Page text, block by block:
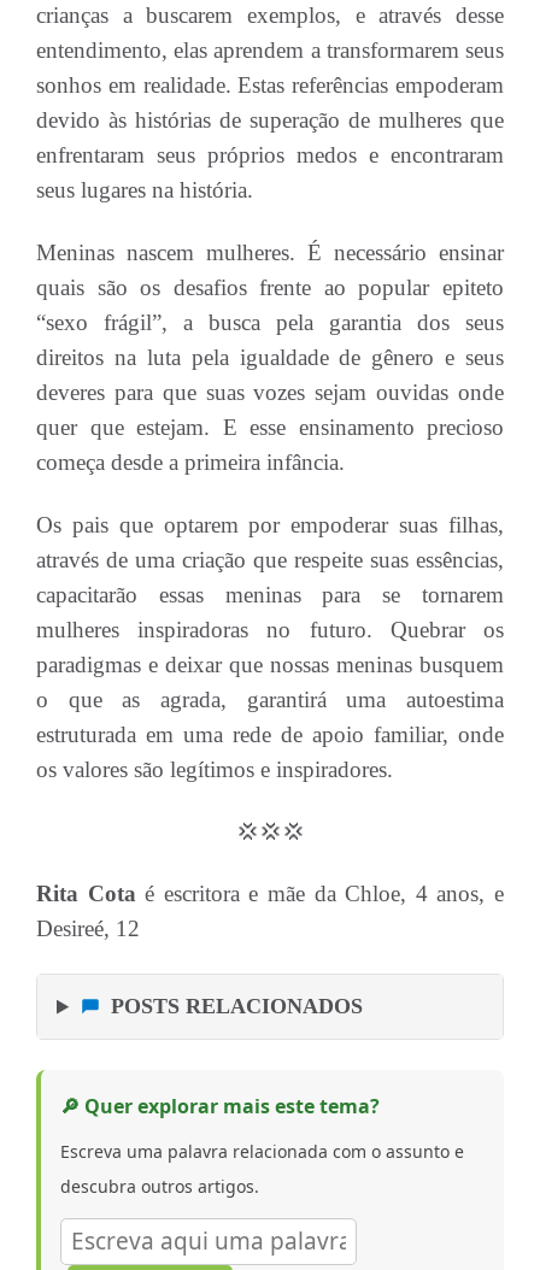
crianças a buscarem exemplos, e através desse
entendimento, elas aprendem a transformarem seus
sonhos em realidade. Estas referências empoderam
devido às histórias de superação de mulheres que
enfrentaram seus próprios medos e encontraram
seus lugares na história.
Meninas nascem mulheres. É necessário ensinar
quais são os desafios frente ao popular epiteto
“sexo frágil”, a busca pela garantia dos seus
direitos na luta pela igualdade de gênero e seus
deveres para que suas vozes sejam ouvidas onde
quer que estejam. E esse ensinamento precioso
começa desde a primeira infância.
Os pais que optarem por empoderar suas filhas,
através de uma criação que respeite suas essências,
capacitarão essas meninas para se tornarem
mulheres inspiradoras no futuro. Quebrar os
paradigmas e deixar que nossas meninas busquem
o que as agrada, garantirá uma autoestima
estruturada em uma rede de apoio familiar, onde
os valores são legítimos e inspiradores.
💢💢💢
Rita Cotaé escritora e mãe da Chloe, 4 anos, e
Desireé, 12
POSTS RELACIONADOS
🔎 Quer explorar mais este tema?
Escreva uma palavra relacionada com o assunto e
descubra outros artigos.